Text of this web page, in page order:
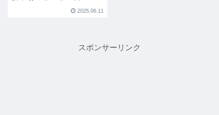
2025.06.11
スポンサーリンク